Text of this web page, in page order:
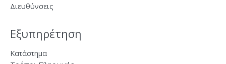
Διευθύνσεις
Εξυπηρέτηση
Κατάστημα